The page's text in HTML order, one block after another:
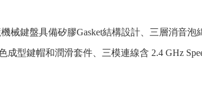
械鍵盤具備矽膠Gasket結構設計、三層消音
成型鍵帽和潤滑套件、三模連線含 2.4 GHz